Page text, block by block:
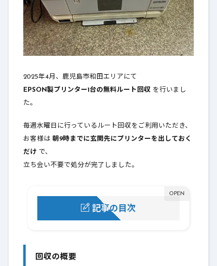
2025年4月、鹿児島市和田エリアにて
EPSON製プリンター1台の無料ルート回収 を行いまし
た。
毎週水曜日に行っているルート回収をご利用いただき、
お客様は 朝9時までに玄関先にプリンターを出しておく
だけ で、
立ち会い不要で処分が完了しました。
記事の目次
2.
回収の概要